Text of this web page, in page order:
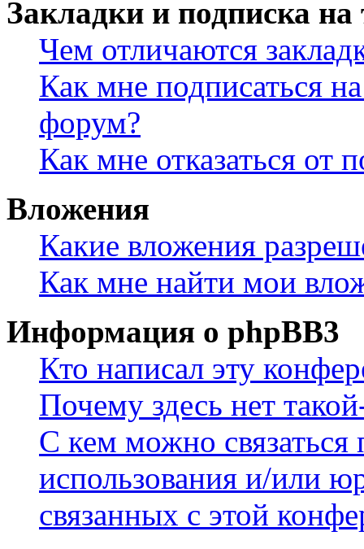
Закладки и подписка
Чем отличаются
Как мне подписаться
форум?
Как мне отказаться от
Вложения
Какие вложения
Как мне найти мои
Информация о phpBB3
Кто написал эту
Почему здесь нет
С кем можно связаться
использования и/или
связанных с этой